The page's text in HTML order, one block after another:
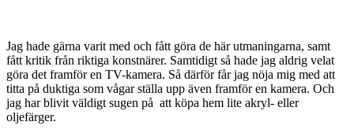
Jag hade gärna varit med och fått göra de här utmaningarna, samt
fått kritik från riktiga konstnärer. Samtidigt så hade jag aldrig velat
göra det framför en TV-kamera. Så därför får jag nöja mig med att
titta på duktiga som vågar ställa upp även framför en kamera. Och
jag har blivit väldigt sugen på att köpa hem lite akryl- eller
oljefärger.